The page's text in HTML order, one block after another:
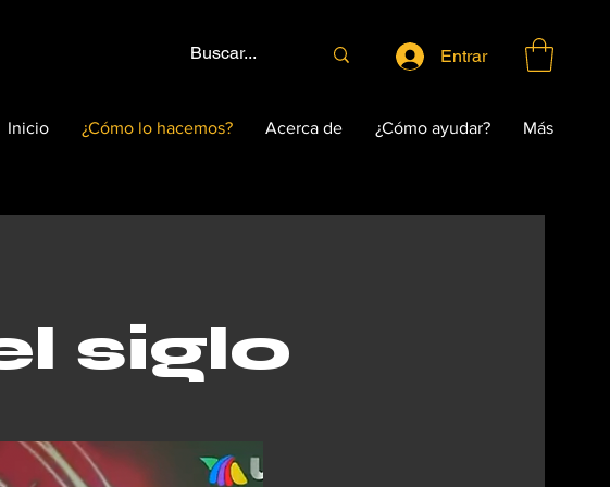
Entrar
Inicio ¿Cómo lo hacemos? Acerca de ¿Cómo ayudar? Más
siglo